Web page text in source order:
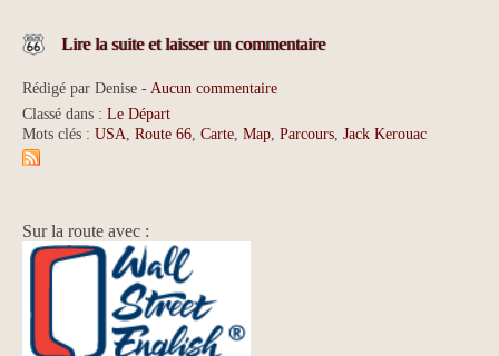
Lire la suite et laisser un commentaire
Rédigé par Denise -Aucun commentaire
Classé dans : Le Départ
Mots clés : USA, Route 66, Carte, Map, Parcours, Jack Kerouac
Sur la route avec :